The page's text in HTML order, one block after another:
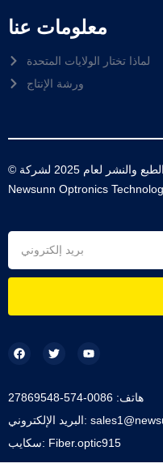
معلومات عنا
لماذا تختار الولايات المتحدة
ورشة الإنتاج
© حقوق الطبع والنشر لعام 2025 لشركة Ningbo Hi-Tech Zone
سكايب: Fiber.optic915